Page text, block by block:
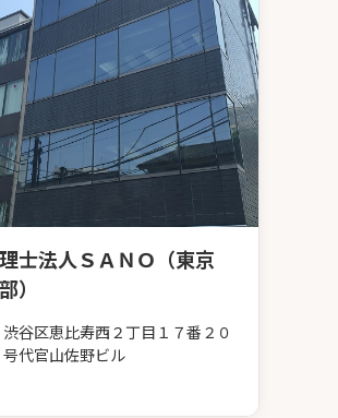
士法人ＳＡＮＯ（東京
）
渋谷区恵比寿西２丁目１７番２０
号代官山佐野ビル